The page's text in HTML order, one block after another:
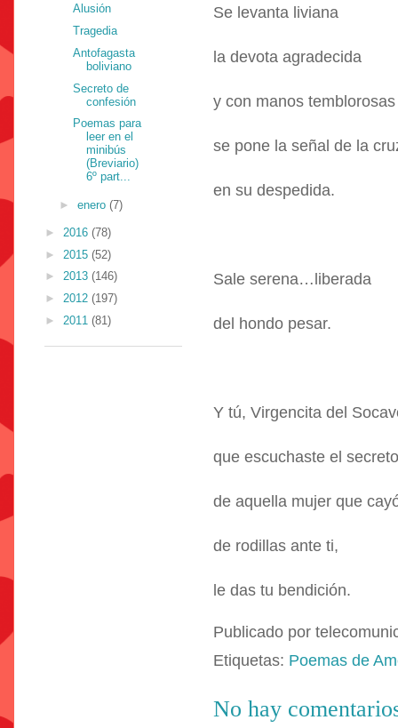
Se levanta liviana
la devota agradecida
y con manos temblorosas
se pone la señal de la
en su despedida.
Sale serena…liberada
del hondo pesar.
Y tú, Virgencita del
que escuchaste el
de aquella mujer que
de rodillas ante ti,
le das tu bendición.
Publicado por
Etiquetas: Poemas de
No hay
Alusión
Tragedia
Antofagasta
boliviano
Secreto de
confesión
Poemas para
leer en el
minibús
(Breviario)
6º part...
► enero (7)
► 2016 (78)
► 2015 (52)
► 2013 (146)
► 2012 (197)
► 2011 (81)